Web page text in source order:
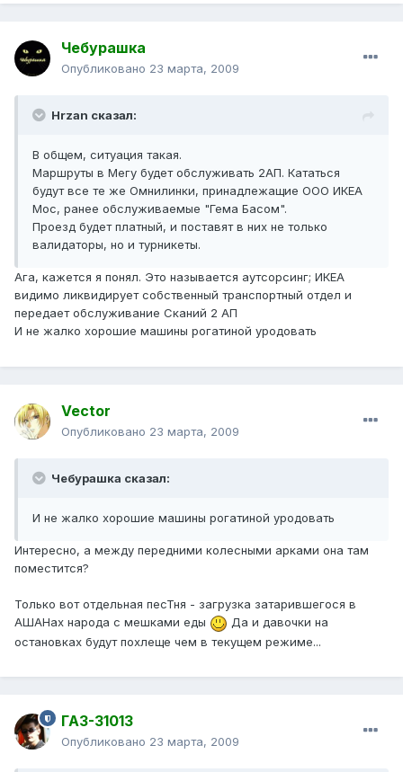
Чебурашка
Опубликовано 23 марта, 2009
Hrzan сказал:
В общем, ситуация такая.
Маршруты в Мегу будет обслуживать 2АП. Кататься
будут все те же Омнилинки, принадлежащие ООО ИКЕА
Мос, ранее обслуживаемые "Гема Басом".
Проезд будет платный, и поставят в них не только
валидаторы, но и турникеты.
Ага, кажется я понял. Это называется аутсорсинг; ИКЕА
видимо ликвидирует собственный транспортный отдел и
передает обслуживание Сканий 2 АП
И не жалко хорошие машины рогатиной уродовать
Vector
Опубликовано 23 марта, 2009
Чебурашка сказал:
И не жалко хорошие машины рогатиной уродовать
Интересно, а между передними колесными арками она там
поместится?
Только вот отдельная песТня - загрузка затарившегося в
АШАНах народа с мешками еды
Да и давочки на
остановках будут похлеще чем в текущем режиме...
ГАЗ-31013
Опубликовано 23 марта, 2009